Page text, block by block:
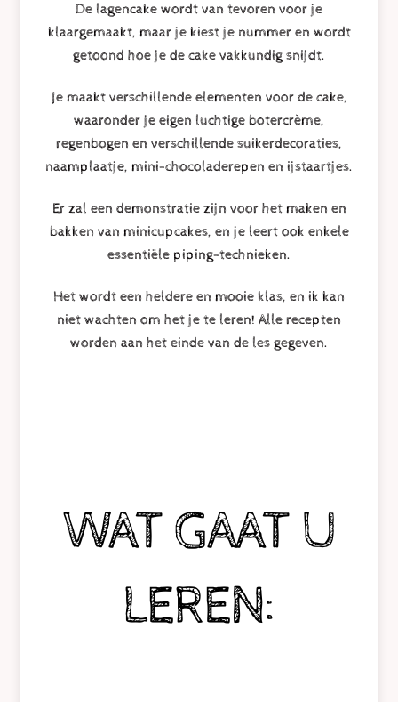
De lagencake wordt van tevoren voor je
klaargemaakt, maar je kiest je nummer en wordt
getoond hoe je de cake vakkundig snijdt.
Je maakt verschillende elementen voor de cake,
waaronder je eigen luchtige botercrème,
regenbogen en verschillende suikerdecoraties,
naamplaatje, mini-chocoladerepen en ijstaartjes.
Er zal een demonstratie zijn voor het maken en
bakken van minicupcakes, en je leert ook enkele
essentiële piping-technieken.
Het wordt een heldere en mooie klas, en ik kan
niet wachten om het je te leren! Alle recepten
worden aan het einde van de les gegeven.
WAT GAAT U
LEREN: